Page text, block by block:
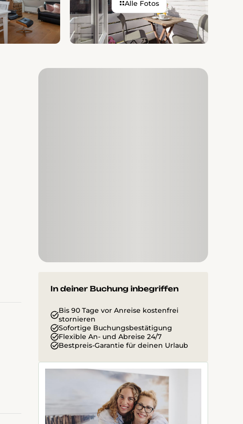
Alle Fotos
In deiner Buchung inbegriffen
Bis 90 Tage vor Anreise kostenfrei
stornieren
Sofortige Buchungsbestätigung
Flexible An- und Abreise 24/7
Bestpreis-Garantie für deinen Urlaub